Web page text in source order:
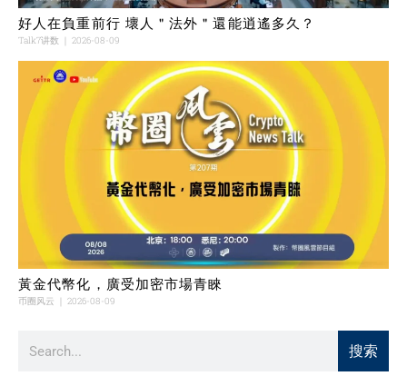
好人在負重前行 壞人＂法外＂還能逍遙多久？
Talk7讲数 2026-08-09
黃金代幣化，廣受加密市場青睞
币圈风云 2026-08-09
搜索